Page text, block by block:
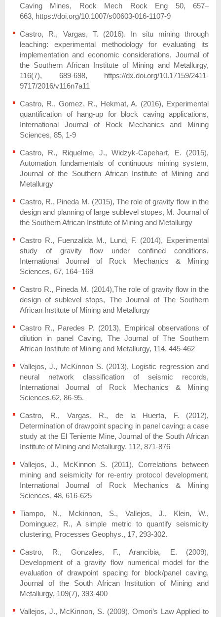
Caving Mines, Rock Mech Rock Eng 50, 657–
663, https://doi.org/10.1007/s00603-016-1107-9
Castro, R., Vargas, T. (2016). In situ mining through
leaching: experimental methodology for evaluating its
implementation and economic considerations, Journal of
the Southern African Institute of Mining and Metallurgy,
116(7), 689-698, https://dx.doi.org/10.17159/2411-
9717/2016/v116n7a11
Castro, R., Gomez, R., Hekmat, A. (2016), Experimental
quantification of hang-up for block caving applications,
International Journal of Rock Mechanics and Mining
Sciences, 85, 1-9
Castro, R., Riquelme, J., Widzyk-Capehart, E. (2015),
Automation fundamentals of continuous mining system,
Journal of the Southern African Institute of Mining and
Metallurgy
Castro, R., Pineda M. (2015), The role of gravity flow in the
design and planning of large sublevel stopes, M. Journal of
the Southern African Institute of Mining and Metallurgy
Castro R., Fuenzalida M., Lund, F. (2014), Experimental
study of gravity ﬂow under conﬁned conditions,
International Journal of Rock Mechanics & Mining
Sciences, 67, 164–169
Castro R., Pineda M. (2014),The role of gravity flow in the
design of sublevel stops, The Journal of The Southern
African Institute of Mining and Metallurgy
Castro R., Paredes P. (2013), Empirical observations of
dilution in panel Caving, The Journal of The Southern
African Institute of Mining and Metallurgy, 114, 445-462
Vallejos, J., McKinnon S. (2013), Logistic regression and
neural network classification of seismic records,
International Journal of Rock Mechanics & Mining
Sciences,62, 86-95.
Castro, R., Vargas, R., de la Huerta, F. (2012),
Determination of drawpoint spacing in panel caving: a case
study at the El Teniente Mine, Journal of the South African
Institute of Mining and Metallurgy, 112, 871-876
Vallejos, J., McKinnon S. (2011), Correlations between
mining and seismicity for re-entry protocol development,
International Journal of Rock Mechanics & Mining
Sciences, 48, 616-625
Tiampo, N., Mckinnon, S., Vallejos, J., Klein, W.,
Dominguez, R., A simple metric to quantify seismicity
clustering, Processes Geophys., 17, 293-302.
Castro, R., Gonzales, F., Arancibia, E. (2009),
Development of a gravity flow numerical model for the
evaluation of drawpoint spacing for block/panel caving,
Journal of the South African Institution of Mining and
Metallurgy, 109(7), 393-400
Vallejos, J., McKinnon, S. (2009), Omori’s Law Applied to